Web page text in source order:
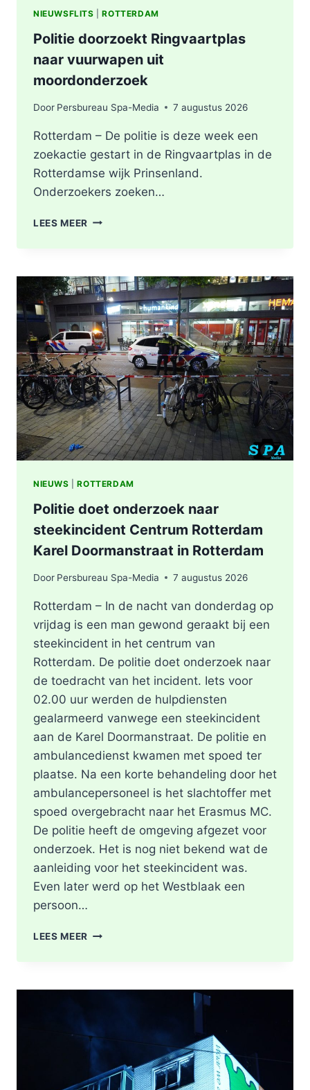
NIEUWSFLITS |ROTTERDAM
Politie doorzoekt Ringvaartplas
naar vuurwapen uit
moordonderzoek
Door Persbureau Spa-Media 7 augustus 2026
Rotterdam – De politie is deze week een
zoekactie gestart in de Ringvaartplas in de
Rotterdamse wijk Prinsenland.
Onderzoekers zoeken…
LEES MEER POLITIE
VUURWAPEN
UIT
MOORDONDERZOEK
NIEUWS |ROTTERDAM
Politie doet onderzoek naar
steekincident Centrum Rotterdam
Karel Doormanstraat in Rotterdam
Door Persbureau Spa-Media 7 augustus 2026
Rotterdam – In de nacht van donderdag op
vrijdag is een man gewond geraakt bij een
steekincident in het centrum van
Rotterdam. De politie doet onderzoek naar
de toedracht van het incident. Iets voor
02.00 uur werden de hulpdiensten
gealarmeerd vanwege een steekincident
aan de Karel Doormanstraat. De politie en
ambulancedienst kwamen met spoed ter
plaatse. Na een korte behandeling door het
ambulancepersoneel is het slachtoffer met
spoed overgebracht naar het Erasmus MC.
De politie heeft de omgeving afgezet voor
onderzoek. Het is nog niet bekend wat de
aanleiding voor het steekincident was.
Even later werd op het Westblaak een
persoon…
LEES MEER POLITIE
STEEKINCIDENT
KAREL
DOORMANSTRAAT
ROTTERDAM